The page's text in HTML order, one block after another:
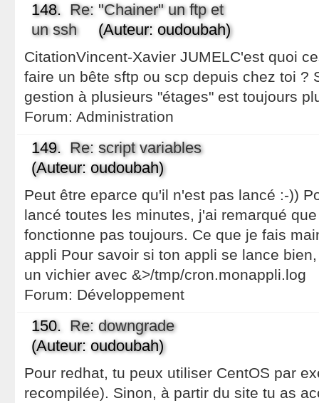
148. Re: "Chainer" un ftp et
un ssh(Auteur: oudoubah)
CitationVincent-Xavier JUMELC'est quoi
faire un bête sftp ou scp depuis chez toi ?
gestion à plusieurs "étages" est toujours
Forum: Administration
149. Re: script variables
(Auteur: oudoubah)
Peut être eparce qu'il n'est pas lancé :-))
lancé toutes les minutes, j'ai remarqué
fonctionne pas toujours. Ce que je fais
appli Pour savoir si ton appli se lance
un vichier avec &>/tmp/cron.monappli.log
Forum: Développement
150. Re: downgrade
(Auteur: oudoubah)
Pour redhat, tu peux utiliser CentOS par
recompilée). Sinon, à partir du site tu as